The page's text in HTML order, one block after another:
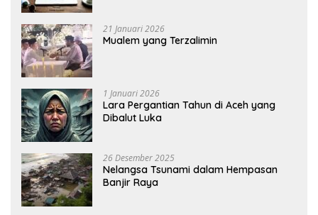
21 Januari 2026
Mualem yang Terzalimin
1 Januari 2026
Lara Pergantian Tahun di Aceh yang
Dibalut Luka
26 Desember 2025
Nelangsa Tsunami dalam Hempasan
Banjir Raya